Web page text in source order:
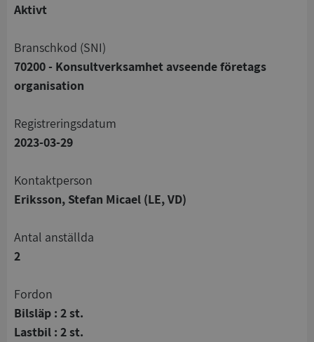
Aktivt
branschkod (SNI)
70200 - Konsultverksamhet avseende företags
organisation
registreringsdatum
2023-03-29
Kontaktperson
Eriksson, Stefan Micael (LE, VD)
Antal anställda
2
Fordon
Bilsläp : 2 st.
Lastbil : 2 st.